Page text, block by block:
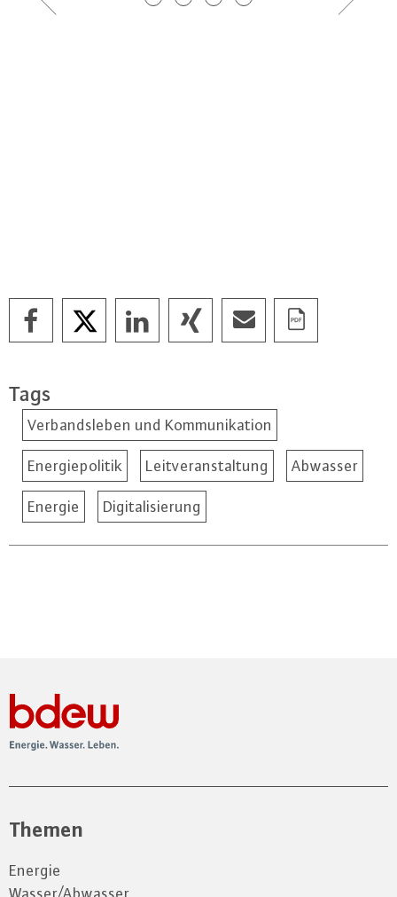
Tags
Verbandsleben und Kommunikation
Energiepolitik Leitveranstaltung Abwasser
Energie Digitalisierung
Themen
Energie
Wasser/Abwasser